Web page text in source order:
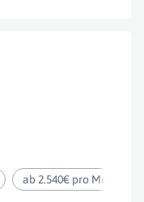
ab 2.540€ pro Monat